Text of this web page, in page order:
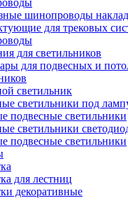
шинопроводы
для трековых
для светильников
для подвесных и
светильник
светильники под
подвесные светильники
светильники
подвесные светильники
для лестниц
декоративные